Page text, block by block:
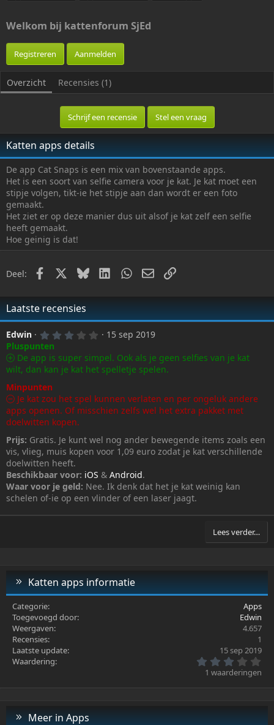
e
o
e
g
d
d
t
d
a
t
Welkom bij kattenforum SjEd
Registreren Aanmelden
Overzicht Recensies (1)
Schrijf een recensie Stel een vraag
Katten apps details
De app Cat Snaps is een mix van bovenstaande apps.
Het is een soort van selfie camera voor je kat. Je kat moet een
stipje volgen, tikt-ie het stipje aan dan wordt er een foto
gemaakt.
Het ziet er op deze manier dus uit alsof je kat zelf een selfie
heeft gemaakt.
Hoe geinig is dat!
Deel: Facebook BlueskyLinkedInWhatsApp
E-mailLink
Laatste recensies
Edwin 3
0
k
a
t
e
15 sep 2019
Pluspunten
De app is super simpel. Ook als je geen selfies van je kat
wilt, dan kan je kat het spelletje spelen.
Minpunten
Je kat zou het spel kunnen verlaten en per ongeluk andere
apps openen. Of misschien zelfs wel het extra pakket met
doelwitten kopen.
Prijs: Gratis. Je kunt wel nog ander bewegende items zoals een
vis, vlieg, muis kopen voor 1,09 euro zodat je kat verschillende
doelwitten heeft.
Beschikbaar voor: iOS & Android.
Waar voor je geld: Nee. Ik denk dat het je kat weinig kan
schelen of-ie op een vlinder of een laser jaagt.
Lees verder…
Katten apps informatie
Categorie
Apps
Toegevoegd door
Edwin
Weergaven
4.657
Recensies
1
Laatste update
15 sep 2019
Waardering
0
a
1 waarderingen
Meer in Apps